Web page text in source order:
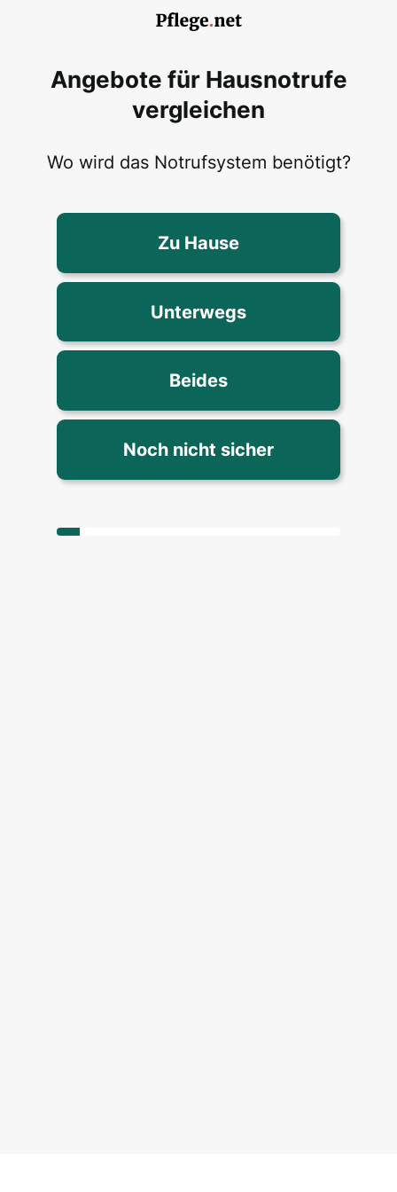
Angebote für Hausnotrufe
vergleichen
Wo wird das Notrufsystem benötigt?
Zu Hause
Unterwegs
Beides
Noch nicht sicher